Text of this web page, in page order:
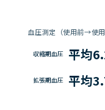
血圧測定（使用前→使用
収縮期血圧 平均
拡張期血圧 平均